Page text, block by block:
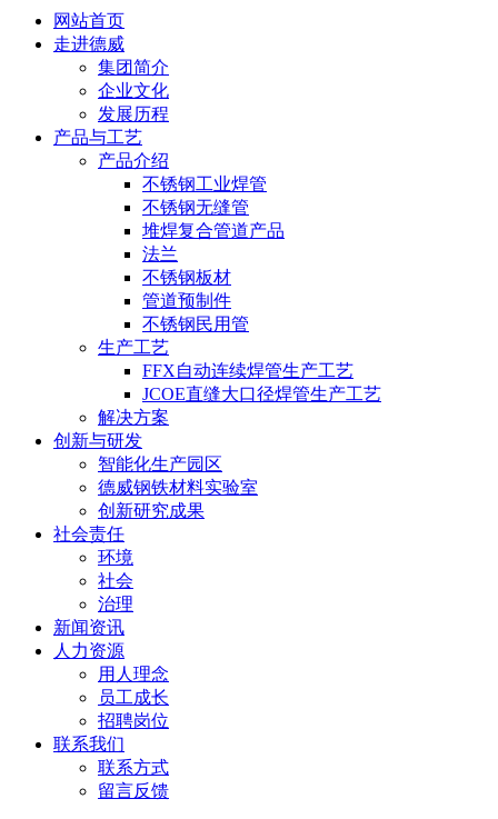
网站首页
走进德威
集团简介
企业文化
发展历程
产品与工艺
产品介绍
不锈钢工业焊管
不锈钢无缝管
堆焊复合管道产品
法兰
不锈钢板材
管道预制件
不锈钢民用管
生产工艺
FFX自动连续焊管生产工艺
JCOE直缝大口径焊管生产工艺
解决方案
创新与研发
智能化生产园区
德威钢铁材料实验室
创新研究成果
社会责任
环境
社会
治理
新闻资讯
人力资源
用人理念
员工成长
招聘岗位
联系我们
联系方式
留言反馈